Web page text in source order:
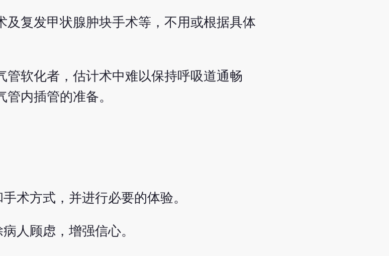
复发甲状腺肿块手术等，不用或根据具体
软化者，估计术中难以保持呼吸道通畅
内插管的准备。
术方式，并进行必要的体验。
人顾虑，增强信心。